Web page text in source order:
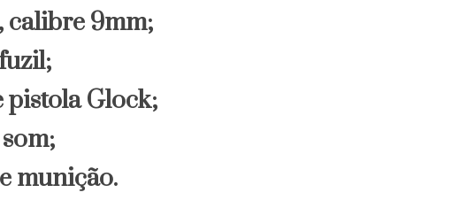
calibre 9mm;
Glock;
munição.